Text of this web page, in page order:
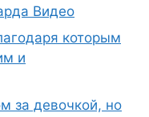
Видео
которым
и
за девочкой, но